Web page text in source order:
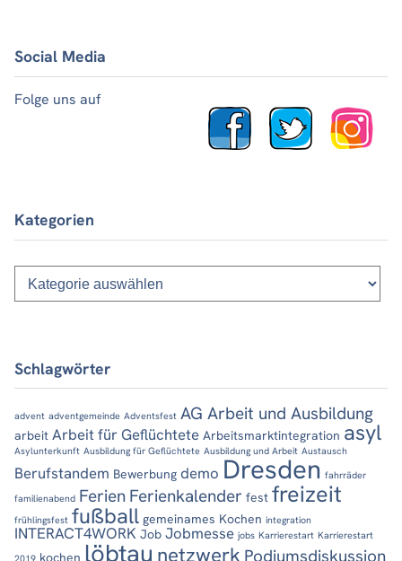
Social Media
Folge uns auf
Kategorien
Kategorien
Schlagwörter
advent adventgemeinde Adventsfest AG Arbeit und Ausbildung
arbeit Arbeit für Geflüchtete Arbeitsmarktintegration asyl
Asylunterkunft Ausbildung für Geflüchtete Ausbildung und Arbeit Austausch
Berufstandem Bewerbung demo Dresden fahrräder
familienabend Ferien Ferienkalender fest freizeit
frühlingsfest fußball gemeinames Kochen integration
INTERACT4WORK Job Jobmesse jobs Karrierestart Karrierestart
2019 kochen löbtau netzwerk Podiumsdiskussion